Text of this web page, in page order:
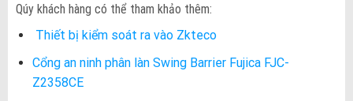
Qúy khách hàng có thể tham khảo thêm:
Thiết bị kiểm soát ra vào Zkteco
Cổng an ninh phân làn Swing Barrier Fujica FJC-
Z2358CE